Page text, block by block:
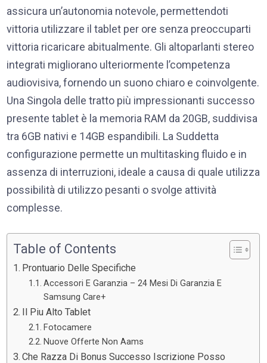
assicura un’autonomia notevole, permettendoti
vittoria utilizzare il tablet per ore senza preoccuparti
vittoria ricaricare abitualmente. Gli altoparlanti stereo
integrati migliorano ulteriormente l’competenza
audiovisiva, fornendo un suono chiaro e coinvolgente.
Una Singola delle tratto più impressionanti successo
presente tablet è la memoria RAM da 20GB, suddivisa
tra 6GB nativi e 14GB espandibili. La Suddetta
configurazione permette un multitasking fluido e in
assenza di interruzioni, ideale a causa di quale utilizza
possibilità di utilizzo pesanti o svolge attività
complesse.
Table of Contents
Prontuario Delle Specifiche
Accessori E Garanzia – 24 Mesi Di Garanzia E
Samsung Care+
Il Piu Alto Tablet
Fotocamere
Nuove Offerte Non Aams
Che Razza Di Bonus Successo Iscrizione Posso